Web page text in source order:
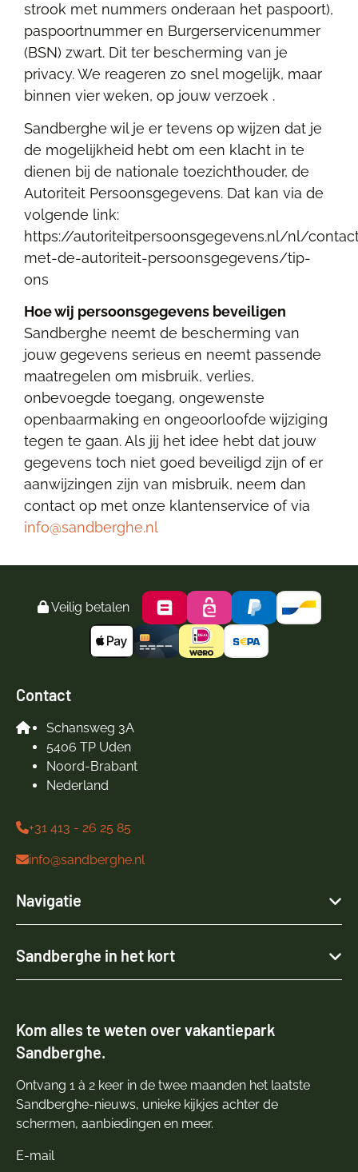
strook met nummers onderaan het paspoort),
paspoortnummer en Burgerservicenummer
(BSN) zwart. Dit ter bescherming van je
privacy. We reageren zo snel mogelijk, maar
binnen vier weken, op jouw verzoek .
Sandberghe wil je er tevens op wijzen dat je
de mogelijkheid hebt om een klacht in te
dienen bij de nationale toezichthouder, de
Autoriteit Persoonsgegevens. Dat kan via de
volgende link:
https://autoriteitpersoonsgegevens.nl/nl/
met-de-autoriteit-persoonsgegevens/tip-
ons
Hoe wij persoonsgegevens beveiligen
Sandberghe neemt de bescherming van
jouw gegevens serieus en neemt passende
maatregelen om misbruik, verlies,
onbevoegde toegang, ongewenste
openbaarmaking en ongeoorloofde wijziging
tegen te gaan. Als jij het idee hebt dat jouw
gegevens toch niet goed beveiligd zijn of er
aanwijzingen zijn van misbruik, neem dan
contact op met onze klantenservice of via
info@sandberghe.nl
Veilig betalen
Contact
Schansweg 3A
5406 TP Uden
Noord-Brabant
Nederland
+31 413 - 26 25 85
info@sandberghe.nl
Navigatie
Sandberghe in het kort
Kom alles te weten over vakantiepark
Sandberghe.
Ontvang 1 à 2 keer in de twee maanden het laatste
Sandberghe-nieuws, unieke kijkjes achter de
schermen, aanbiedingen en meer.
E-mail